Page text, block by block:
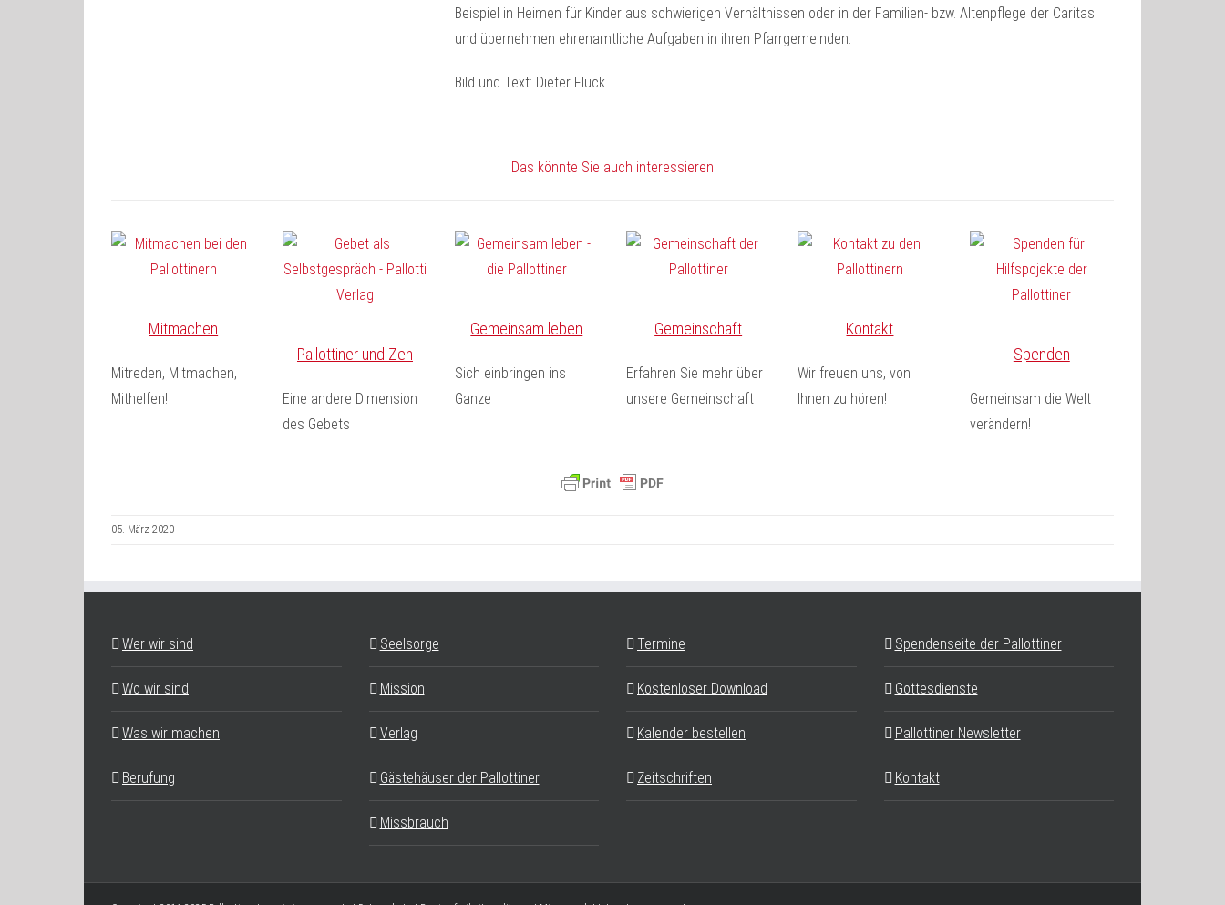
Beispiel in Heimen für Kinder aus schwierigen Verhältnissen oder in der Familien- bzw. Altenpflege der Caritas
und übernehmen ehrenamtliche Aufgaben in ihren Pfarrgemeinden.
Bild und Text: Dieter Fluck
Das könnte Sie auch interessieren
Mitmachen
Mitreden, Mitmachen,
Mithelfen!
Pallottiner und Zen
Eine andere Dimension
des Gebets
Gemeinsam leben
Sich einbringen ins
Ganze
Gemeinschaft
Erfahren Sie mehr über
unsere Gemeinschaft
Kontakt
Wir freuen uns, von
Ihnen zu hören!
Spenden
Gemeinsam die Welt
verändern!
05. März 2020
Wer wir sind
Wo wir sind
Was wir machen
Berufung
Seelsorge
Mission
Verlag
Gästehäuser der Pallottiner
Missbrauch
Termine
Kostenloser Download
Kalender bestellen
Zeitschriften
Spendenseite der Pallottiner
Gottesdienste
Pallottiner Newsletter
Kontakt